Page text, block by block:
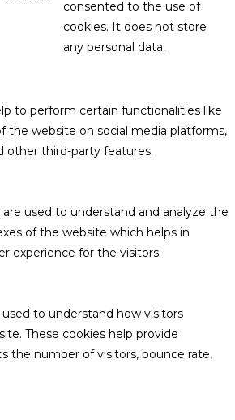
consented to the use of
cookies. It does not store
any personal data.
to perform certain functionalities like
the website on social media platforms,
other third-party features.
used to understand and analyze the
of the website which helps in
experience for the visitors.
to understand how visitors
These cookies help provide
the number of visitors, bounce rate,